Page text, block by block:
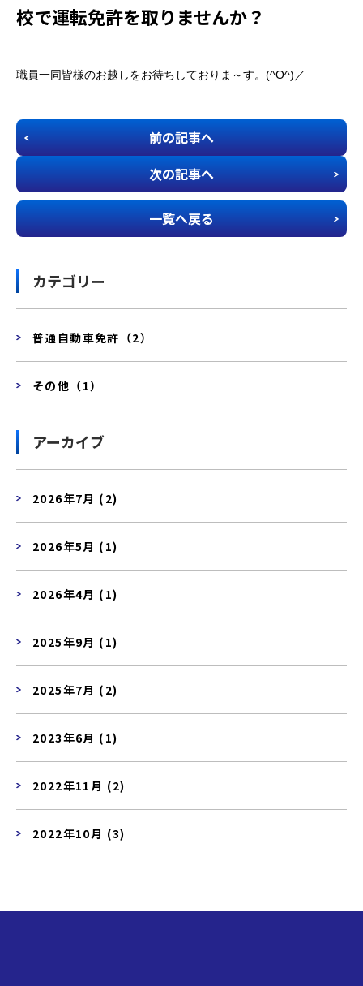
校で運転免許を取りませんか？
職員一同皆様のお越しをお待ちしておりま～す。(^O^)／
前の記事へ
次の記事へ
一覧へ戻る
カテゴリー
普通自動車免許（2）
その他（1）
アーカイブ
2026年7月 (2)
2026年5月 (1)
2026年4月 (1)
2025年9月 (1)
2025年7月 (2)
2023年6月 (1)
2022年11月 (2)
2022年10月 (3)